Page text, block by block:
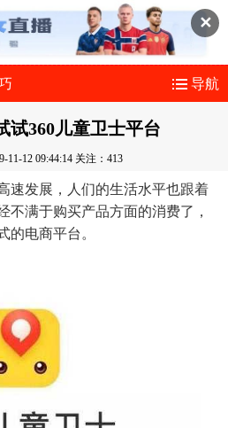
✕
导航
试360儿童卫士平台
11-12 09:44:14 关注：413
发展，人们的生活水平也跟着
不满于购买产品方面的消费了，
的电商平台。